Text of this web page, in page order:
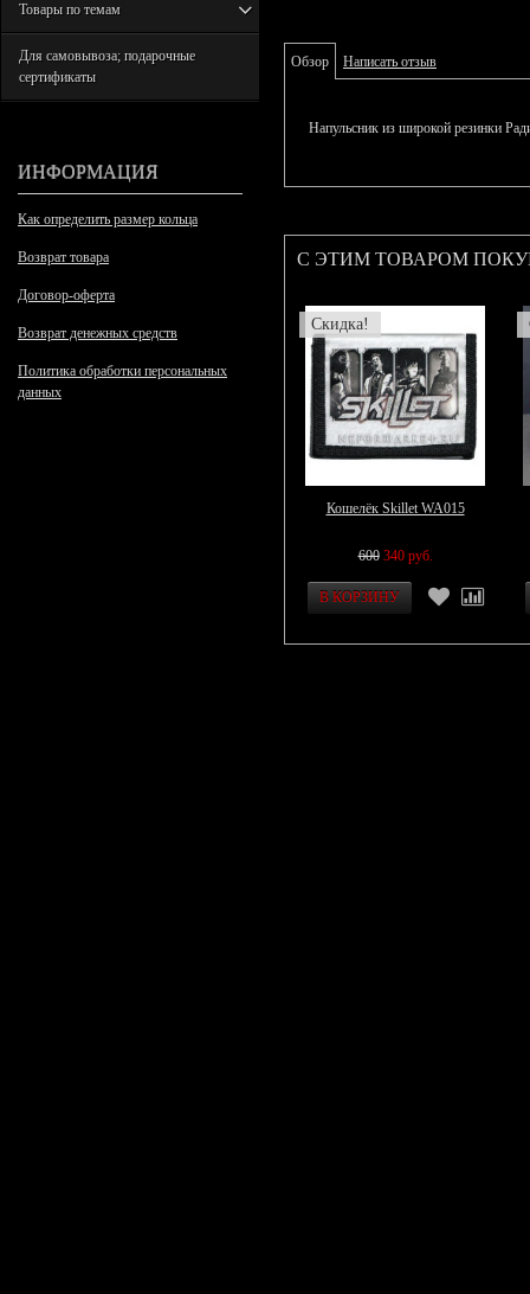
Товары по темам
Для самовывоза; подарочные
сертификаты
ИНФОРМАЦИЯ
Как определить размер кольца
Возврат товара
Договор-оферта
Возврат денежных средств
Политика обработки персональных
данных
Обзор Написать отзыв
Напульсник из широкой резинки
С ЭТИМ ТОВАРОМ
Скидка!
Кошелёк Skillet WA015
600 340 руб.